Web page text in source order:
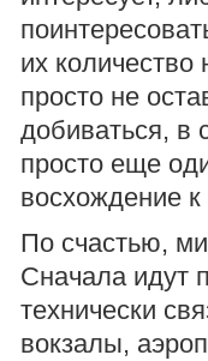
их
просто не
добиваться, в
просто еще
восхождение
По счастью,
Сначала идут
технически
вокзалы,